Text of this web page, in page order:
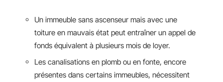
Un immeuble sans ascenseur mais avec une
toiture en mauvais état peut entraîner un appel de
fonds équivalent à plusieurs mois de loyer.
Les canalisations en plomb ou en fonte, encore
présentes dans certains immeubles, nécessitent